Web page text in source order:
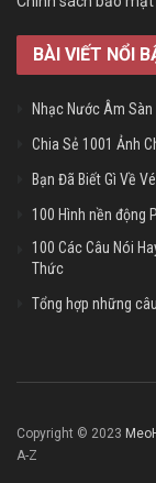
BÀI VIẾT NỔI
Nhạc Nước Âm Sàn
Chia Sẻ 1001 Ảnh
Bạn Đã Biết Gì Về
100 Hình nền động
100 Các Câu Nói
Thức
Tổng hợp những
Copyright © 2023
A-Z